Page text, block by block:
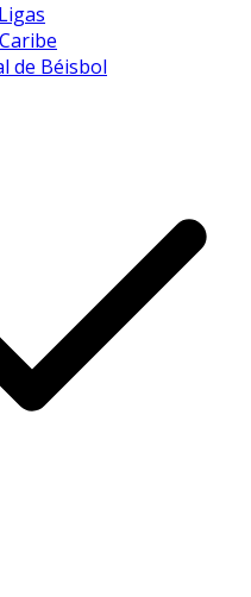
de Béisbol